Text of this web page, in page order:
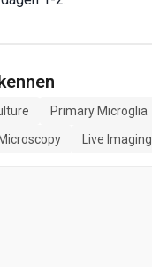
Primary Microglia
Live Imaging